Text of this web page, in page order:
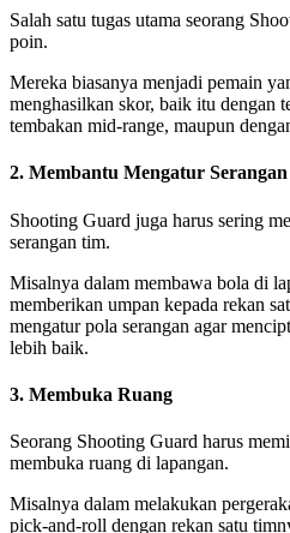
Salah satu tugas utama seorang
poin.
Mereka biasanya menjadi pemain
menghasilkan skor, baik itu dengan
tembakan mid-range, maupun
2. Membantu Mengatur Serangan
Shooting Guard juga harus sering
serangan tim.
Misalnya dalam membawa bola di
memberikan umpan kepada rekan
mengatur pola serangan agar
lebih baik.
3. Membuka Ruang
Seorang Shooting Guard harus
membuka ruang di lapangan.
Misalnya dalam melakukan
pick-and-roll dengan rekan satu